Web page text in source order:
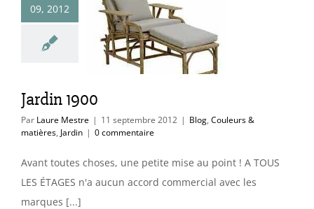
09, 2012
1900
& matières
Jardin 1900
Par Laure Mestre | 11 septembre 2012 | Blog, Couleurs &
matières, Jardin | 0 commentaire
Avant toutes choses, une petite mise au point ! A TOUS
LES ÉTAGES n'a aucun accord commercial avec les
marques [...]